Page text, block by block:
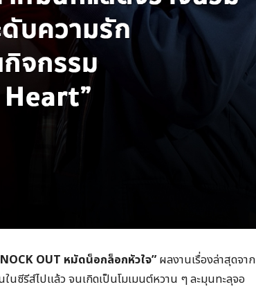
OUT หมัดน็อกล็อกหัวใจ” ผลงานเรื่องล่าสุดจาก
ซีรีส์ไปแล้ว จนเกิดเป็นโมเมนต์หวาน ๆ ละมุนทะลุจอ